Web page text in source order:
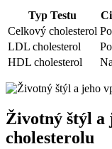
Typ Testu
Celkový cholesterol
LDL cholesterol
HDL cholesterol
Životný štýl a
cholesterolu